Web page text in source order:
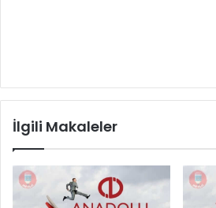
İlgili Makaleler